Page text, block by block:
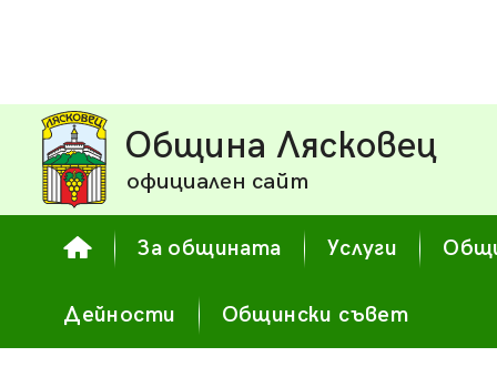
Община Лясковец
официален сайт
За общината Услуги
Дейности Общински съвет